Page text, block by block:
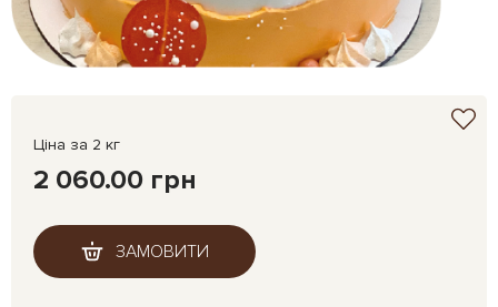
Ціна за 2 кг
2 060.00 грн
ЗАМОВИТИ